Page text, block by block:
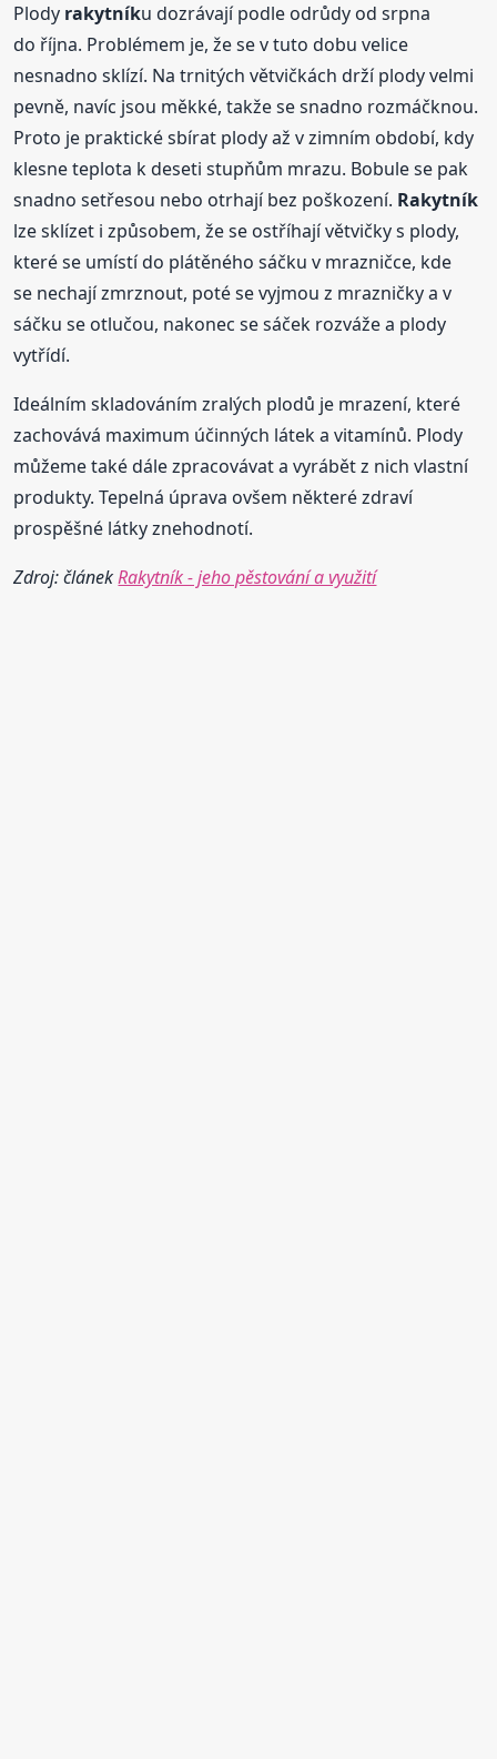
Plody rakytníku dozrávají podle odrůdy od srpna
do října. Problémem je, že se v tuto dobu velice
nesnadno sklízí. Na trnitých větvičkách drží plody velmi
pevně, navíc jsou měkké, takže se snadno rozmáčknou.
Proto je praktické sbírat plody až v zimním období, kdy
klesne teplota k deseti stupňům mrazu. Bobule se pak
snadno setřesou nebo otrhají bez poškození. Rakytník
lze sklízet i způsobem, že se ostříhají větvičky s plody,
které se umístí do plátěného sáčku v mrazničce, kde
se nechají zmrznout, poté se vyjmou z mrazničky a v
sáčku se otlučou, nakonec se sáček rozváže a plody
vytřídí.
Ideálním skladováním zralých plodů je mrazení, které
zachovává maximum účinných látek a vitamínů. Plody
můžeme také dále zpracovávat a vyrábět z nich vlastní
produkty. Tepelná úprava ovšem některé zdraví
prospěšné látky znehodnotí.
Zdroj: článekRakytník - jeho pěstování a využití